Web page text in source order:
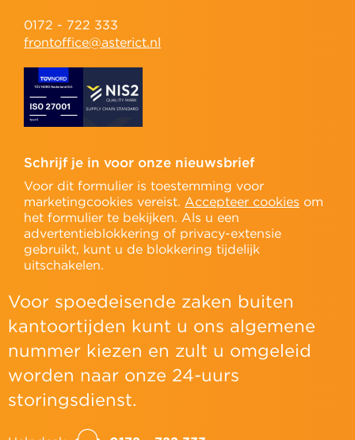
0172 - 722 333
frontoffice@asterict.nl
Schrijf je in voor onze nieuwsbrief
Voor dit formulier is toestemming voor
marketingcookies vereist. Accepteer cookies om
het formulier te bekijken. Als u een
advertentieblokkering of privacy-extensie
gebruikt, kunt u de blokkering tijdelijk
uitschakelen.
Voor spoedeisende zaken buiten
kantoortijden kunt u ons algemene
nummer kiezen en zult u omgeleid
worden naar onze 24-uurs
storingsdienst.